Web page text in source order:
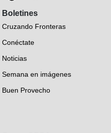
Boletines
Cruzando Fronteras
Conéctate
Noticias
Semana en imágenes
Buen Provecho